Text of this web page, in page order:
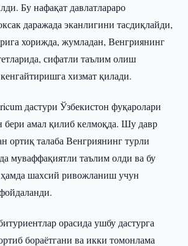
Бу нафақат давлатлараро
даражада эканлигини тасдиқлайди,
хорижда, жумладан, Венгриянинг
сифатли таълим олиш
хизмат қилади.
дастури Ўзбекистон фуқаролари
бери амал қилиб келмоқда. Шу давр
ортиқ талаба Венгриянинг турли
муваффақиятли таълим олди ва бу
шахсий ривожланиш учун
орасида ушбу дастурга
бораётгани ва икки томонлама